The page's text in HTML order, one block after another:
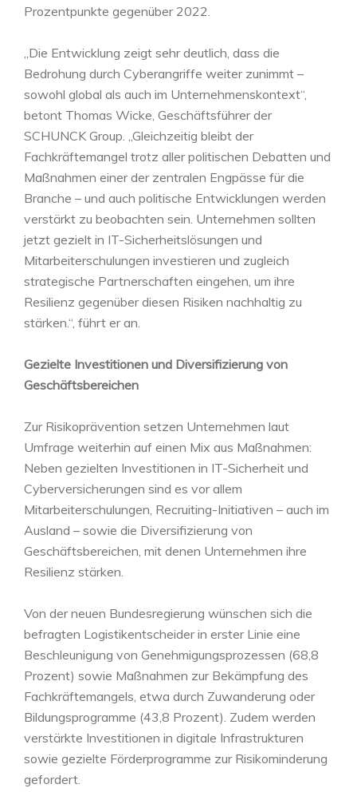
Prozentpunkte gegenüber 2022.
„Die Entwicklung zeigt sehr deutlich, dass die
Bedrohung durch Cyberangriffe weiter zunimmt –
sowohl global als auch im Unternehmenskontext“,
betont Thomas Wicke, Geschäftsführer der
SCHUNCK Group. „Gleichzeitig bleibt der
Fachkräftemangel trotz aller politischen Debatten und
Maßnahmen einer der zentralen Engpässe für die
Branche – und auch politische Entwicklungen werden
verstärkt zu beobachten sein. Unternehmen sollten
jetzt gezielt in IT-Sicherheitslösungen und
Mitarbeiterschulungen investieren und zugleich
strategische Partnerschaften eingehen, um ihre
Resilienz gegenüber diesen Risiken nachhaltig zu
stärken.“, führt er an.
Gezielte Investitionen und Diversifizierung von
Geschäftsbereichen
Zur Risikoprävention setzen Unternehmen laut
Umfrage weiterhin auf einen Mix aus Maßnahmen:
Neben gezielten Investitionen in IT-Sicherheit und
Cyberversicherungen sind es vor allem
Mitarbeiterschulungen, Recruiting-Initiativen – auch im
Ausland – sowie die Diversifizierung von
Geschäftsbereichen, mit denen Unternehmen ihre
Resilienz stärken.
Von der neuen Bundesregierung wünschen sich die
befragten Logistikentscheider in erster Linie eine
Beschleunigung von Genehmigungsprozessen (68,8
Prozent) sowie Maßnahmen zur Bekämpfung des
Fachkräftemangels, etwa durch Zuwanderung oder
Bildungsprogramme (43,8 Prozent). Zudem werden
verstärkte Investitionen in digitale Infrastrukturen
sowie gezielte Förderprogramme zur Risikominderung
gefordert.